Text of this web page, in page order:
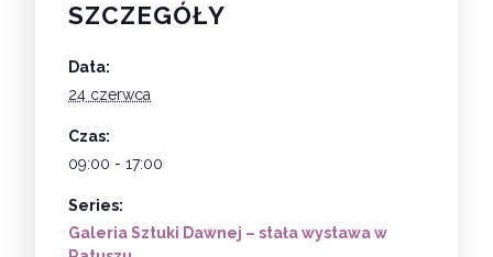
SZCZEGÓŁY
Data:
24 czerwca
Czas:
09:00 - 17:00
Series:
Galeria Sztuki Dawnej – stała wystawa w